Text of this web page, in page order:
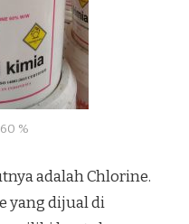
%
adalah Chlorine.
yang dijual di